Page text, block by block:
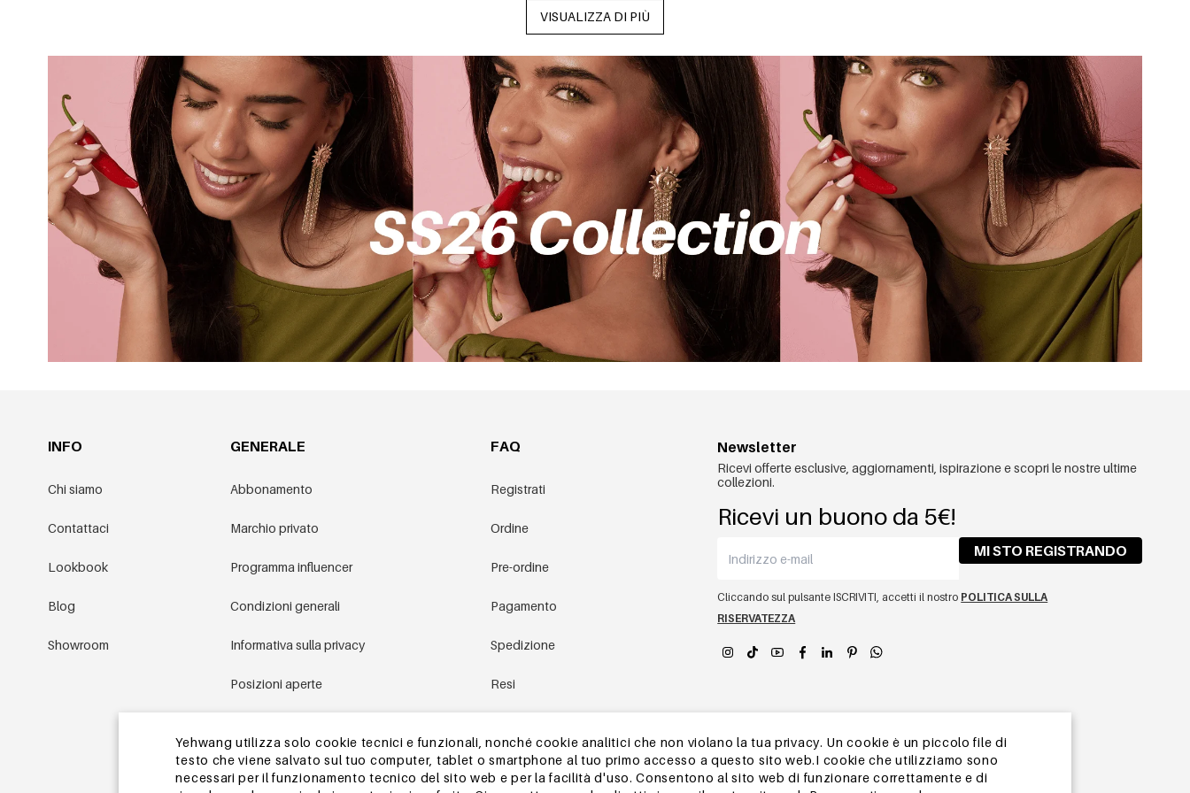
Yehwang utilizza solo cookie tecnici e funzionali, nonché cookie analitici che non violano la tua privacy. Un cookie è un piccolo file di
testo che viene salvato sul tuo computer, tablet o smartphone al tuo primo accesso a questo sito web.I cookie che utilizziamo sono
necessari per il funzionamento tecnico del sito web e per la facilità d'uso. Consentono al sito web di funzionare correttamente e di
VISUALIZZA DI PIÙ
INFO
Chi siamo
Contattaci
Lookbook
Blog
Showroom
GENERALE
Abbonamento
Marchio privato
Programma influencer
Condizioni generali
Informativa sulla privacy
Posizioni aperte
Mappa del sito
FAQ
Registrati
Ordine
Pre-ordine
Pagamento
Spedizione
Resi
Altre domande
Newsletter
Ricevi offerte esclusive, aggiornamenti, ispirazione e scopri le nostre ultime
collezioni.
Ricevi un buono da 5€!
MI STO REGISTRANDO
Cliccando sul pulsante ISCRIVITI, accetti il ​​nostro POLITICA SULLA
RISERVATEZZA
YEHWANG app